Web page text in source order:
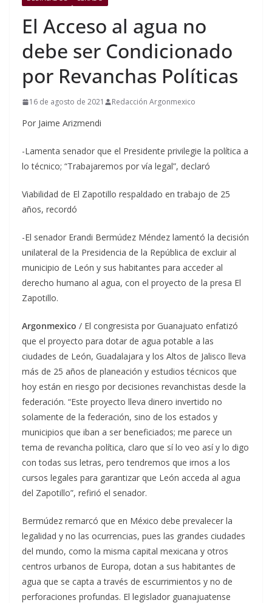
El Acceso al agua no
debe ser Condicionado
por Revanchas Políticas
16 de agosto de 2021 Redacción Argonmexico
Por Jaime Arizmendi
-Lamenta senador que el Presidente privilegie la política a
lo técnico; “Trabajaremos por vía legal”, declaró
Viabilidad de El Zapotillo respaldado en trabajo de 25
años, recordó
-El senador Erandi Bermúdez Méndez lamentó la decisión
unilateral de la Presidencia de la República de excluir al
municipio de León y sus habitantes para acceder al
derecho humano al agua, con el proyecto de la presa El
Zapotillo.
Argonmexico / El congresista por Guanajuato enfatizó
que el proyecto para dotar de agua potable a las
ciudades de León, Guadalajara y los Altos de Jalisco lleva
más de 25 años de planeación y estudios técnicos que
hoy están en riesgo por decisiones revanchistas desde la
federación. “Este proyecto lleva dinero invertido no
solamente de la federación, sino de los estados y
municipios que iban a ser beneficiados; me parece un
tema de revancha política, claro que sí lo veo así y lo digo
con todas sus letras, pero tendremos que irnos a los
cursos legales para garantizar que León acceda al agua
del Zapotillo”, refirió el senador.
Bermúdez remarcó que en México debe prevalecer la
legalidad y no las ocurrencias, pues las grandes ciudades
del mundo, como la misma capital mexicana y otros
centros urbanos de Europa, dotan a sus habitantes de
agua que se capta a través de escurrimientos y no de
perforaciones profundas. El legislador guanajuatense